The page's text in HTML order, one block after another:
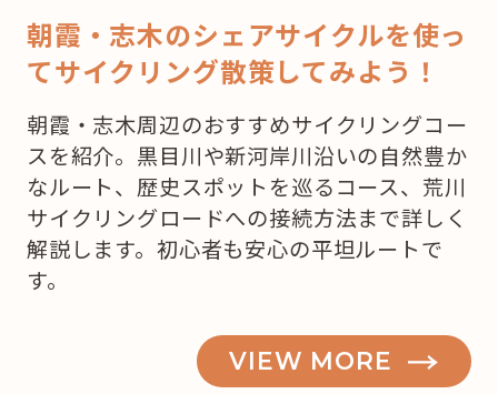
月
は
ク
リ
ス
マ
ス！
ど
こ
で
朝霞・志木のシェアサイクルを使っ
てサイクリング散策してみよう！
朝霞・志木周辺のおすすめサイクリングコー
スを紹介。黒目川や新河岸川沿いの自然豊か
なルート、歴史スポットを巡るコース、荒川
サイクリングロードへの接続方法まで詳しく
解説します。初心者も安心の平坦ルートで
す。
VIEW MORE